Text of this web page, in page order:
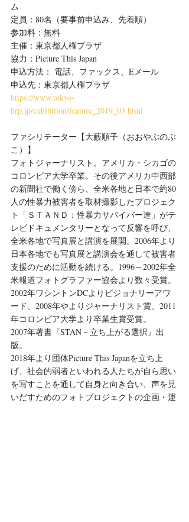
ム
定員：80名（要事前申込み、先着順）
参加料：無料
主催：東京都人権プラザ
協力：Picture This Japan
申込方法： 電話、ファックス、Eメール
申込先：東京都人権プラザ
https://www.tokyo-
hrp.jp/exhibition/feature_2019_03.html
ファシリテーター【大藪順子（おおやぶのぶ
こ）】
フォトジャーナリスト。アメリカ・シカゴの
コロンビア大学卒業。その後アメリカ中西部
の新聞社で働く傍ら、全米各地と日本で約80
人の性暴力被害者を取材撮影したプロジェク
ト「ＳＴＡＮＤ：性暴力サバイバー達」がテ
レビドキュメンタリーとなって反響を呼び、
全米各地で写真展と講演を展開。2006年より
日本各地でも写真展と講演会を通して被害者
支援のために活動を続ける。1996～2002年全
米報道フォトグラファー協会より数々受賞。
2002年ワシントンDCよりビジョナリーアワ
ード、2008年やよりジャーナリスト賞、2011
年コロンビア大学より卒業生賞受賞。
2007年著書『STAN－立ち上がる選択』出
版。
2018年より団体Picture This Japanを立ち上
げ、社会的弱者といわれる人たちが自ら思い
を写すことを通して自身と向き合い、声を見
いだすためのフォトプロジェクトの企画・運